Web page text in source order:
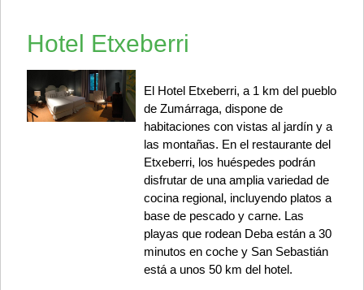
Hotel Etxeberri
El Hotel Etxeberri, a 1 km del pueblo
de Zumárraga, dispone de
habitaciones con vistas al jardín y a
las montañas. En el restaurante del
Etxeberri, los huéspedes podrán
disfrutar de una amplia variedad de
cocina regional, incluyendo platos a
base de pescado y carne. Las
playas que rodean Deba están a 30
minutos en coche y San Sebastián
está a unos 50 km del hotel.